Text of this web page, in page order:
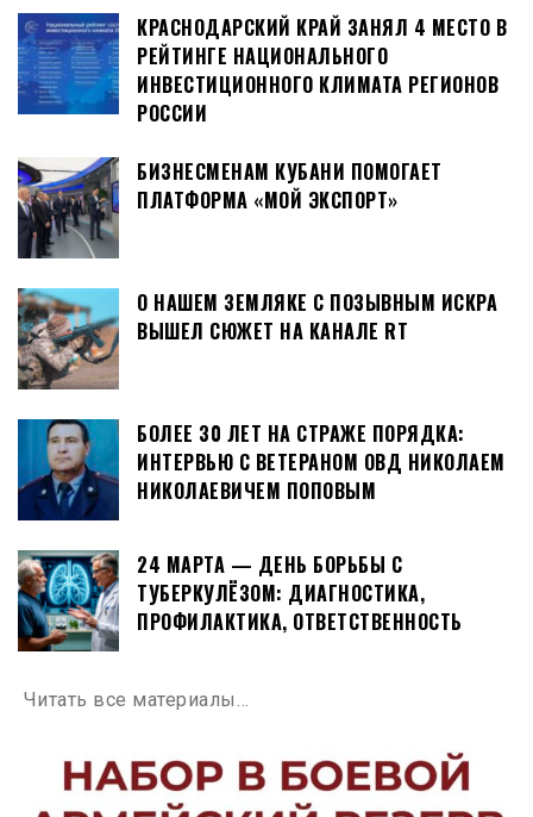
КРАСНОДАРСКИЙ КРАЙ ЗАНЯЛ 4 МЕСТО В
РЕЙТИНГЕ НАЦИОНАЛЬНОГО
ИНВЕСТИЦИОННОГО КЛИМАТА РЕГИОНОВ
РОССИИ
БИЗНЕСМЕНАМ КУБАНИ ПОМОГАЕТ
ПЛАТФОРМА «МОЙ ЭКСПОРТ»
О НАШЕМ ЗЕМЛЯКЕ С ПОЗЫВНЫМ ИСКРА
ВЫШЕЛ СЮЖЕТ НА КАНАЛЕ RT
БОЛЕЕ 30 ЛЕТ НА СТРАЖЕ ПОРЯДКА:
ИНТЕРВЬЮ С ВЕТЕРАНОМ ОВД НИКОЛАЕМ
НИКОЛАЕВИЧЕМ ПОПОВЫМ
24 МАРТА — ДЕНЬ БОРЬБЫ С
ТУБЕРКУЛЁЗОМ: ДИАГНОСТИКА,
ПРОФИЛАКТИКА, ОТВЕТСТВЕННОСТЬ
Читать все материалы…